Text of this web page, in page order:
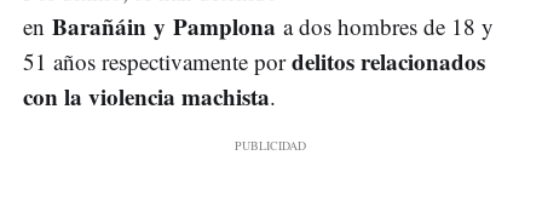
en Barañáin y Pamplona a dos hombres de 18 y
51 años respectivamente pordelitos relacionados
con la violencia machista.